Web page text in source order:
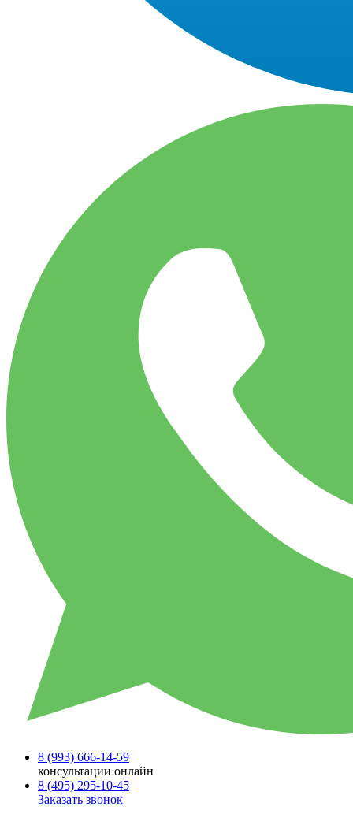
8 (993) 666-14-59
консультации онлайн
8 (495) 295-10-45
Заказать звонок